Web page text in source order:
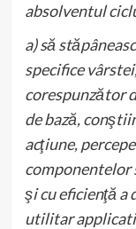
absolventul
a) să
specifice
corespunzător
de bază,
acţiune,
componentelor
şi cu eficienţă a
utilitar